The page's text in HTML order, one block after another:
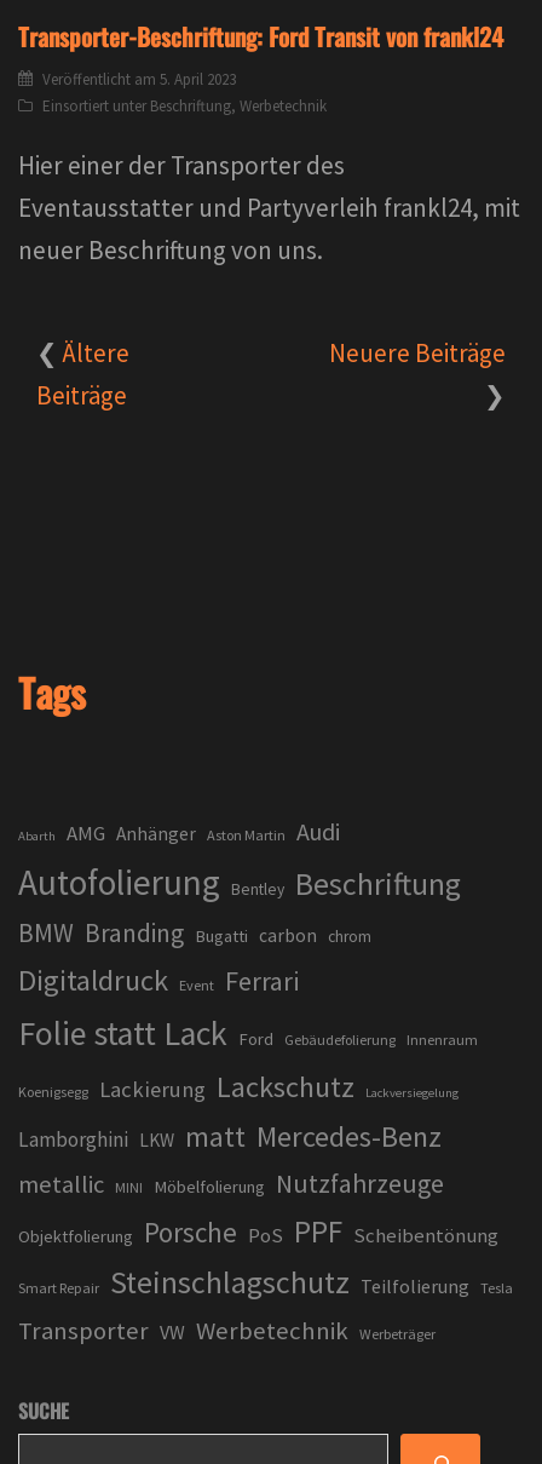
Transporter-Beschriftung: Ford Transit von frankl24
Veröffentlicht am 5. April 2023
Einsortiert unter Beschriftung, Werbetechnik
Hier einer der Transporter des
Eventausstatter und Partyverleih frankl24, mit
neuer Beschriftung von uns.
Beitragsnavigation
Ältere
Beiträge
Neuere Beiträge
Tags
Abarth AMG Anhänger Aston Martin Audi
Autofolierung Bentley Beschriftung
BMW Branding Bugatti carbon chrom
Digitaldruck Event Ferrari
Folie statt Lack Ford Gebäudefolierung Innenraum
Koenigsegg Lackierung Lackschutz Lackversiegelung
Lamborghini LKW matt Mercedes-Benz
metallic MINI Möbelfolierung Nutzfahrzeuge
Objektfolierung Porsche PoS PPF Scheibentönung
Smart Repair Steinschlagschutz Teilfolierung Tesla
Transporter VW Werbetechnik Werbeträger
SUCHE